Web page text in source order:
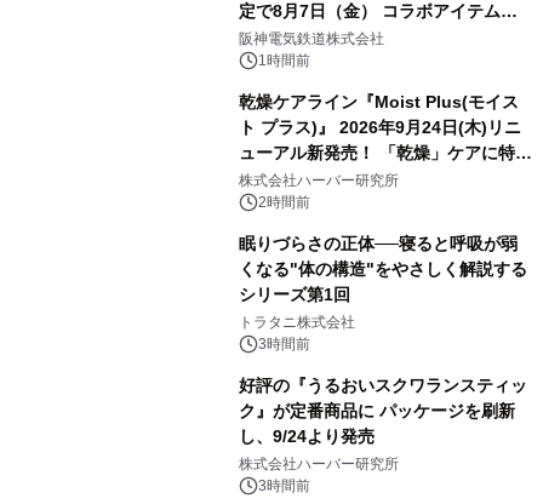
定で8月7日（金） コラボアイテムが
発売決定！
阪神電気鉄道株式会社
1時間前
乾燥ケアライン『Moist Plus(モイス
ト プラス)』 2026年9月24日(木)リニ
ューアル新発売！ 「乾燥」ケアに特化
し、ライン使いで潤いに満ちた肌へ
株式会社ハーバー研究所
2時間前
眠りづらさの正体──寝ると呼吸が弱
くなる"体の構造"をやさしく解説する
シリーズ第1回
トラタニ株式会社
3時間前
好評の『うるおいスクワランスティッ
ク』が定番商品に パッケージを刷新
し、9/24より発売
株式会社ハーバー研究所
3時間前